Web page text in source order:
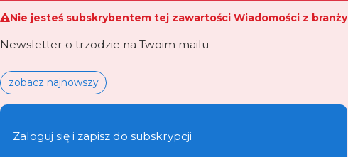
Nie jesteś subskrybentem tej zawartości Wiadomości z branży
Newsletter o trzodzie na Twoim mailu
zobacz najnowszy
Zaloguj się i zapisz do subskrypcji